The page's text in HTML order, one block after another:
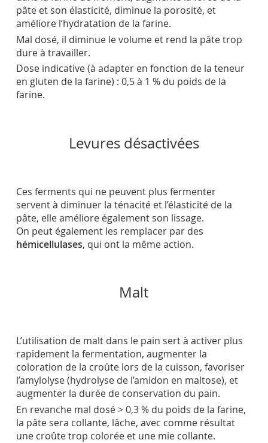
pâte et son élasticité, diminue la porosité, et
améliore l’hydratation de la farine.
Mal dosé, il diminue le volume et rend la pâte trop
dure à travailler.
Dose indicative (à adapter en fonction de la teneur
en gluten de la farine) : 0,5 à 1 % du poids de la
farine.
Levures désactivées
Ces ferments qui ne peuvent plus fermenter
servent à diminuer la ténacité et l’élasticité de la
pâte, elle améliore également son lissage.
On peut également les remplacer par des
hémicellulases, qui ont la même action.
Malt
L’utilisation de malt dans le pain sert à activer plus
rapidement la fermentation, augmenter la
coloration de la croûte lors de la cuisson, favoriser
l’amylolyse (hydrolyse de l’amidon en maltose), et
augmenter la durée de conservation du pain.
En revanche mal dosé > 0,3 % du poids de la farine,
la pâte sera collante, lâche, avec comme résultat
une croûte trop colorée et une mie collante.